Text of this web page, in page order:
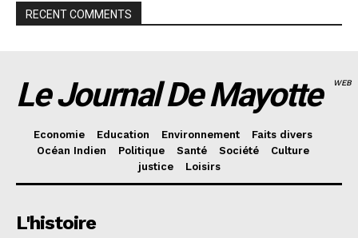
RECENT COMMENTS
Le Journal De Mayotte WEB
Economie Education Environnement
Faits divers
Océan Indien
Politique Santé Société
Culture
justice
Loisirs
L'histoire